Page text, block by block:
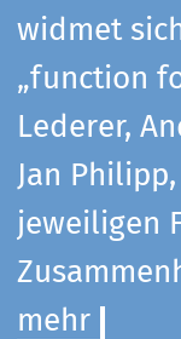
widmet
„function
Lederer,
Jan
jeweiligen
mehr